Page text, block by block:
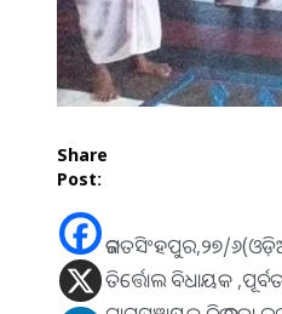
Share
Post:
ଜଗତସିଂହପୁର,୨୭/
ତିର୍ତ୍ତୋଲ ବିଧାୟକ